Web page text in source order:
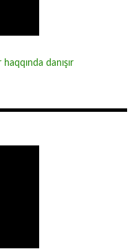
danışır